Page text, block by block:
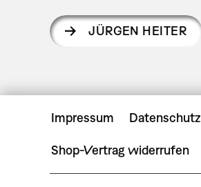
JÜRGEN HEITER
Impressum Datenschutz
Shop-Vertrag widerrufen